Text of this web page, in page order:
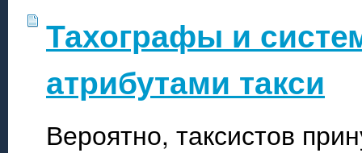
Тахографы и
атрибутами такси
Вероятно, таксистов